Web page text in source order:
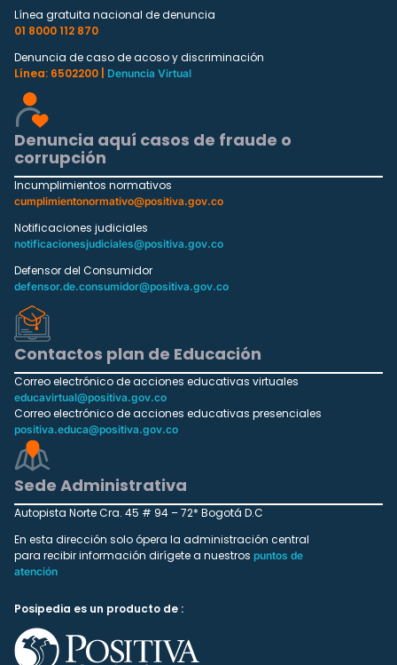
Línea gratuita nacional de denuncia
01 8000 112 870
Denuncia de caso de acoso y discriminación
Línea: 6502200 |
Denuncia Virtual
Denuncia aquí casos de fraude o
corrupción
Incumplimientos normativos
cumplimientonormativo@positiva.gov.co
Notificaciones judiciales
notificacionesjudiciales@positiva.gov.co
Defensor del Consumidor
defensor.de.consumidor@positiva.gov.co
Contactos plan de Educación
Correo electrónico de acciones educativas virtuales
educavirtual@positiva.gov.co
Correo electrónico de acciones educativas presenciales
positiva.educa@positiva.gov.co
Sede Administrativa
Autopista Norte Cra. 45 # 94 – 72* Bogotá D.C
En esta dirección solo ópera la administración central
para recibir información dirígete a nuestros puntos de
atención
Posipedia es un producto de :